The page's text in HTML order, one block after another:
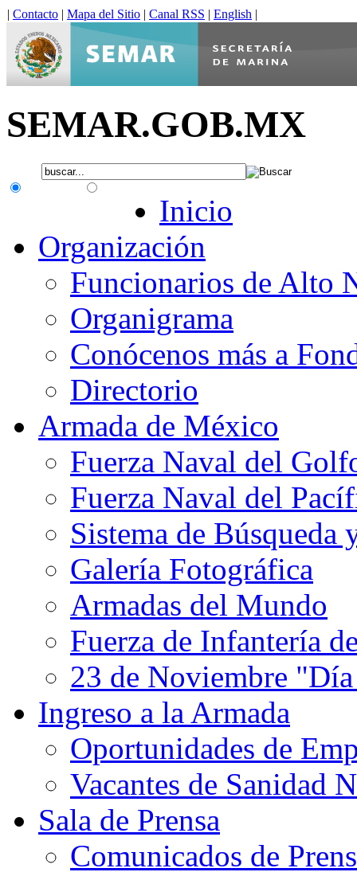
| Contacto | Mapa del Sitio | Canal RSS | English |
SEMAR.GOB.MX
Inicio
Organización
Funcionarios de Alto
Organigrama
Conócenos más a
Directorio
Armada de México
Fuerza Naval del
Fuerza Naval del
Sistema de Búsqueda
Galería Fotográfica
Armadas del Mundo
Fuerza de Infantería
23 de Noviembre
Ingreso a la Armada
Oportunidades de
Vacantes de Sanidad
Sala de Prensa
Comunicados de